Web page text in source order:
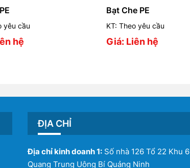
yêu cầu
hệ
Bạt Che PE
KT: Theo yêu cầu
Giá: Liên hệ
ĐỊA CHỈ
Địa chỉ kinh doanh 1: Số nhà 126 Tổ 22 Khu 6
Quang Trung Uông Bí Quảng Ninh